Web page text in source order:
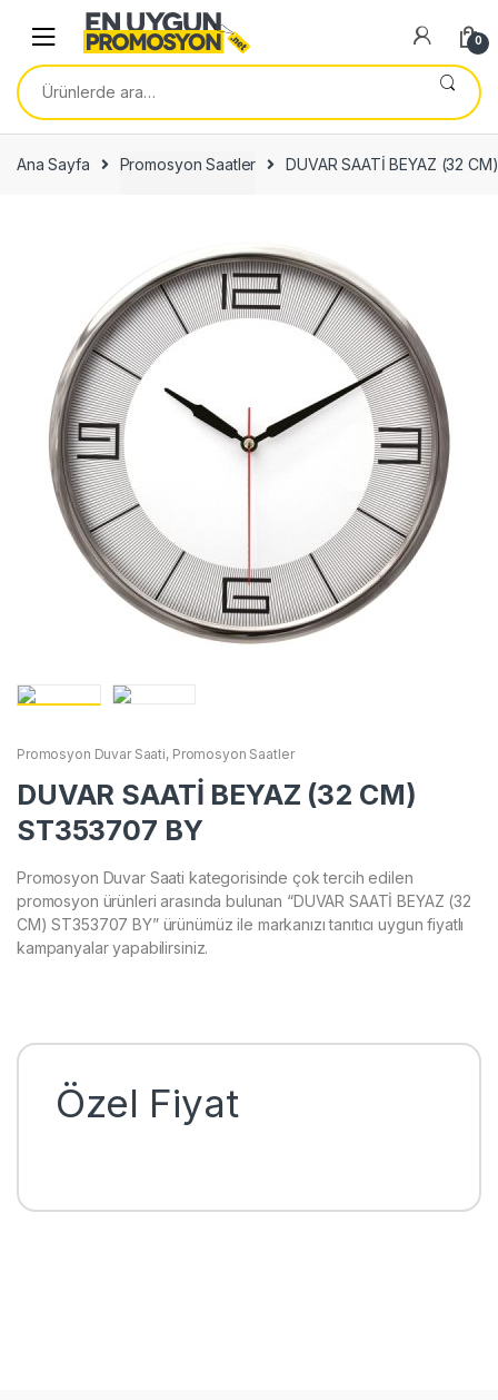
navigation
content
0
Ara:
Ana Sayfa Promosyon Saatler DUVAR SAATİ BEYAZ (32
Promosyon Duvar Saati, Promosyon Saatler
DUVAR SAATİ BEYAZ (32 CM)
ST353707 BY
Promosyon Duvar Saati kategorisinde çok tercih edilen
promosyon ürünleri arasında bulunan “DUVAR SAATİ BEYAZ (32
CM) ST353707 BY” ürünümüz ile markanızı tanıtıcı uygun fiyatlı
kampanyalar yapabilirsiniz.
Özel Fiyat